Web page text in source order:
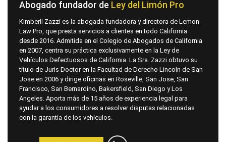
Abogado fundador de Ley del Limón Pro
Kimberli Zazzi es la abogada fundadora y directora de Lemon
Law Pro, que presta servicios a clientes en todo California
desde 2016. Admitida en el Colegio de Abogados de California
en 2007, centra su práctica exclusivamente en la Ley de
Vehículos Defectuosos de California. La Sra. Zazzi obtuvo su
título de Juris Doctor en la Facultad de Derecho Lincoln de San
Jose en 2006 y dirige oficinas en Roseville, San Jose, San
Francisco, San Bernardino, Bakersfield, San Diego y Los
Angeles. Aporta más de 15 años de experiencia legal para
ayudar a los consumidores a resolver disputas relacionadas
con la garantía de los vehículos.